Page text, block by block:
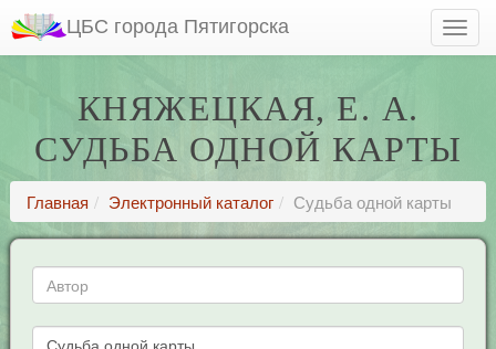
ЦБС города Пятигорска
КНЯЖЕЦКАЯ, Е. А.
СУДЬБА ОДНОЙ КАРТЫ
Главная Электронный каталог Судьба одной карты